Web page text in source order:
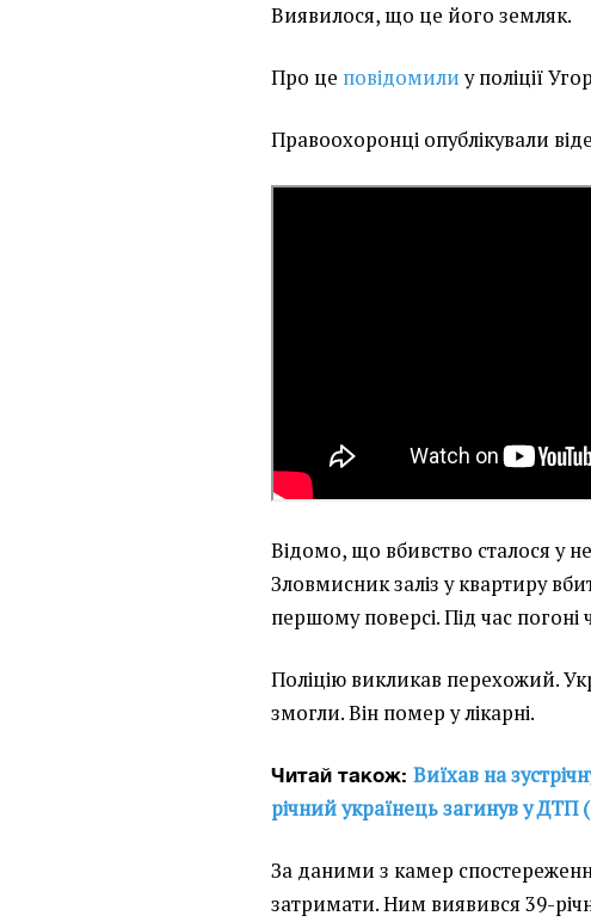
Виявилося, що це його земляк.
Про це повідомилиу поліції
Правоохоронці опублікували
Відомо, що вбивство сталося у
Зловмисник заліз у квартиру
першому поверсі. Під час погоні
Поліцію викликав перехожий.
змогли. Він помер у лікарні.
Читай також:Виїхав на
річний українець загинув у ДТП
За даними з камер
затримати. Ним виявився 39-